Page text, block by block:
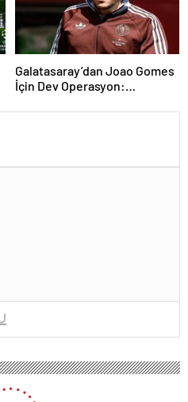
Galatasaray’dan Joao Gomes
İçin Dev Operasyon:
Gündemde